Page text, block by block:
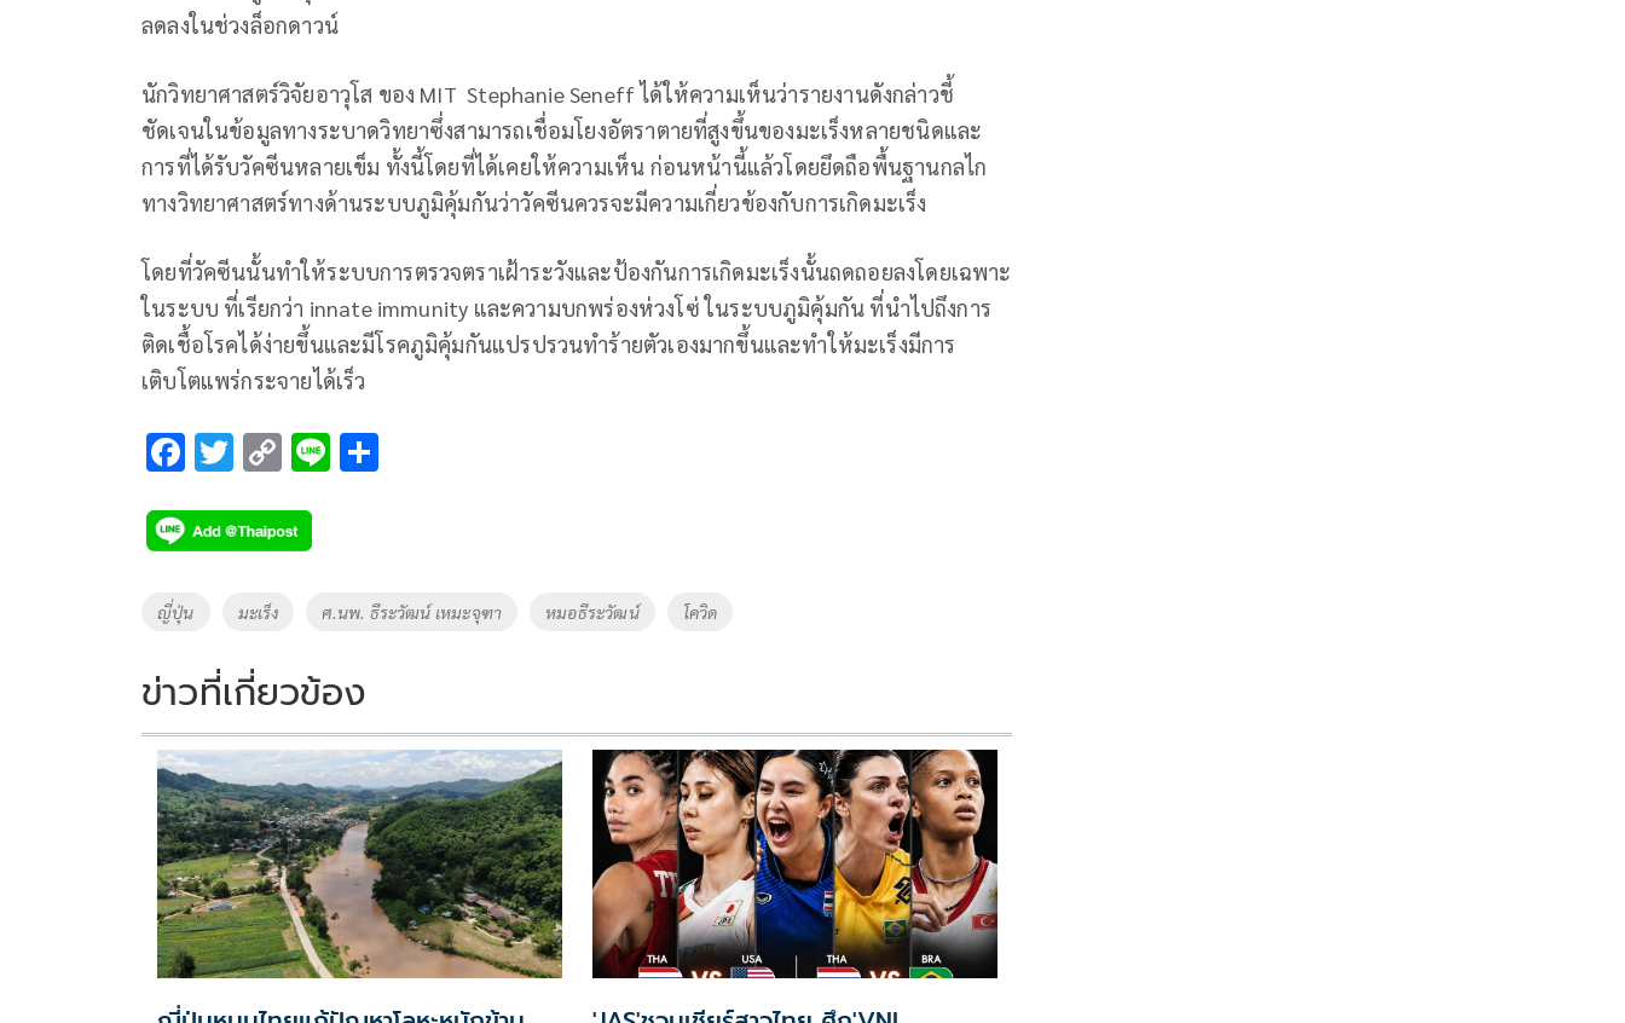
ลดลงในช่วงล็อกดาวน์
นักวิทยาศาสตร์วิจัยอาวุโส ของ MIT Stephanie Seneff ได้ให้ความเห็นว่ารายงานดังกล่าวชี้
ชัดเจนในข้อมูลทางระบาดวิทยาซึ่งสามารถเชื่อมโยงอัตราตายที่สูงขึ้นของมะเร็งหลายชนิดและ
การที่ได้รับวัคซีนหลายเข็ม ทั้งนี้โดยที่ได้เคยให้ความเห็น ก่อนหน้านี้แล้วโดยยึดถือพื้นฐานกลไก
ทางวิทยาศาสตร์ทางด้านระบบภูมิคุ้มกันว่าวัคซีนควรจะมีความเกี่ยวข้องกับการเกิดมะเร็ง
โดยที่วัคซีนนั้นทำให้ระบบการตรวจตราเฝ้าระวังและป้องกันการเกิดมะเร็งนั้นถดถอยลงโดยเฉพาะ
ในระบบ ที่เรียกว่า innate immunity และความบกพร่องห่วงโซ่ ในระบบภูมิคุ้มกัน ที่นำไปถึงการ
ติดเชื้อโรคได้ง่ายขึ้นและมีโรคภูมิคุ้มกันแปรปรวนทำร้ายตัวเองมากขึ้นและทำให้มะเร็งมีการ
เติบโตแพร่กระจายได้เร็ว
F
e
b
o
k
T
tt
er
C
p
y
k
Li
Tags
ญี่ปุ่น มะเร็ง ศ.นพ. ธีระวัฒน์ เหมะจุฑา หมอธีระวัฒน์ โควิด
ข่าวที่เกี่ยวข้อง